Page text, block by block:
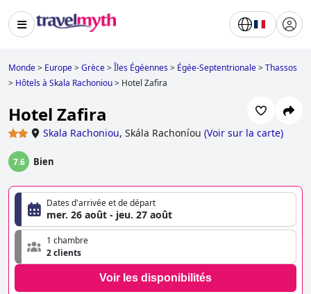
Monde> Europe>Grèce>Îles Égéennes> Égée-Septentrionale>Thassos
> Hôtels à Skala Rachoniou> Hotel Zafira
Hotel Zafira
Skala Rachoniou, Skála Rachoníou (Voir sur la carte)
7.6 Bien
Dates d'arrivée et de départ
mer. 26 août - jeu. 27 août
1 chambre
2 clients
Voir les disponibilités